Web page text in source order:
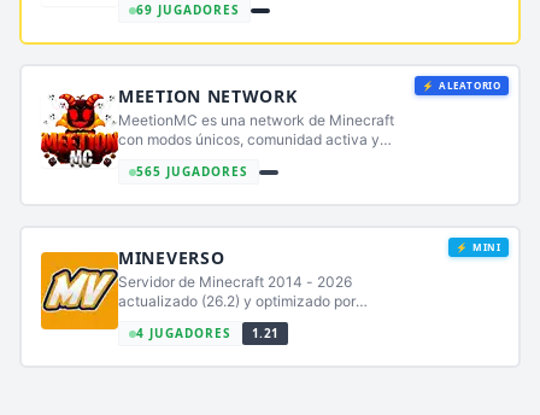
- 1.21 que se especializa por tener una buena
69 JUGADORES
⚡ ALEATORIO
MEETION NETWORK
MeetionMC es una network de Minecraft
con modos únicos, comunidad activa y
SkyPvP, Prisión OP y más en un entorno
565 JUGADORES
⚡ MINI
MINEVERSO
Servidor de Minecraft 2014 - 2026
actualizado (26.2) y optimizado por
profesionales (sin lag).
4 JUGADORES 1.21